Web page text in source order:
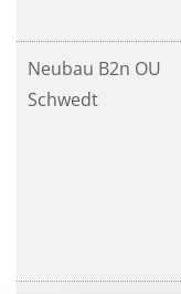
Neubau B2n OU
Schwedt